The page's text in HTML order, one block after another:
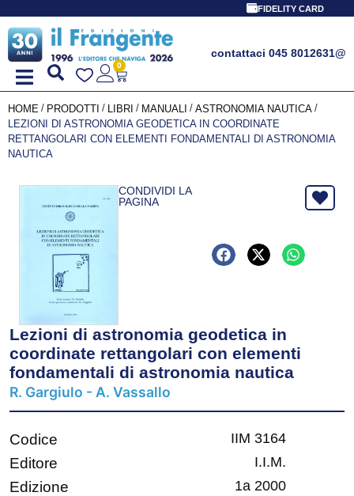
FIDELITY CARD
contattaci 045 8012631@
0
HOME / PRODOTTI / LIBRI / MANUALI / ASTRONOMIA NAUTICA /
LEZIONI DI ASTRONOMIA GEODETICA IN COORDINATE
RETTANGOLARI CON ELEMENTI FONDAMENTALI DI ASTRONOMIA
NAUTICA
CONDIVIDI LA
PAGINA
Lezioni di astronomia geodetica in
coordinate rettangolari con elementi
fondamentali di astronomia nautica
R. Gargiulo - A. Vassallo
Codice IIM 3164
Editore I.I.M.
Edizione 1a 2000